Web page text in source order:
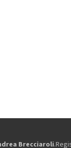
Brecciaroli